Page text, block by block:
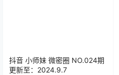
抖音 小师妹 微密圈 NO.024期
更新至：2024.9.7